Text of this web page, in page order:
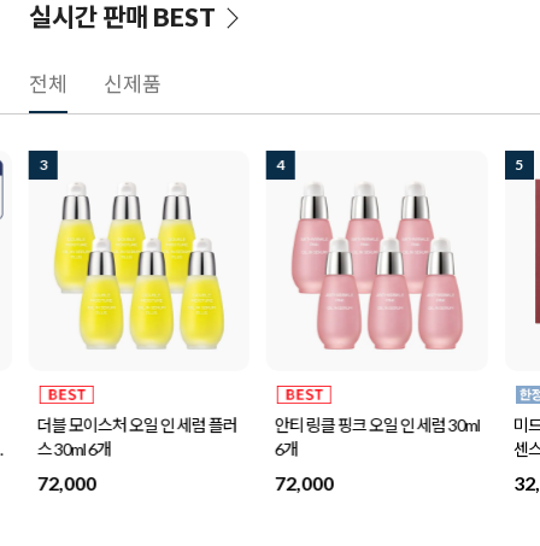
실시간 판매 BEST
전체 신제품
3
더블 모이스처 오일 인 세럼 플러
스 30ml 6개
72,000
4
안티 링클 핑크 오일 인 세럼 30ml
6개
72,000
5
미
센